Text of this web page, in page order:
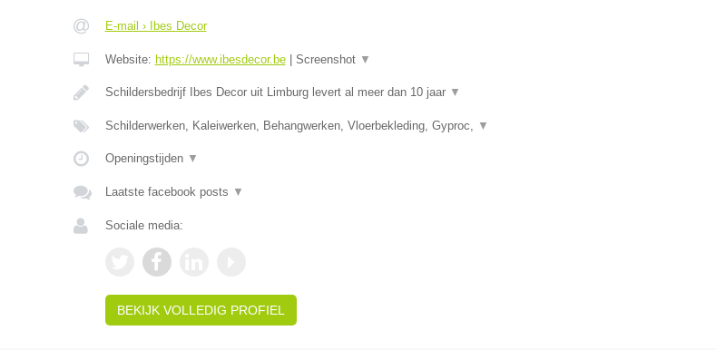
E-mail › Ibes Decor
Website: https://www.ibesdecor.be| Screenshot ▼
Schildersbedrijf Ibes Decor uit Limburg levert al meer dan 10 jaar ▼
Schilderwerken, Kaleiwerken, Behangwerken, Vloerbekleding, Gyproc, ▼
Openingstijden ▼
Laatste facebook posts ▼
Sociale media:
BEKIJK VOLLEDIG PROFIEL